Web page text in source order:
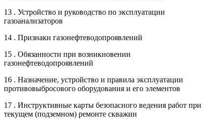
13 . Устройство и руководство по эксплуатации
газоанализаторов
14 . Признаки газонефтеводопроявлений
15 . Обязанности при возникновении
газонефтеводопроявлений
16 . Назначение, устройство и правила эксплуатации
противовыбросового оборудования и его элементов
17 . Инструктивные карты безопасного ведения работ при
текущем (подземном) ремонте скважин